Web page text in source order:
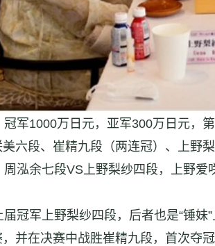
军1000万日元，亚军300万日元，
美六段、崔精九段（两连冠）、上野
泓余七段VS上野梨纱四段，上野爱
冠军上野梨纱四段，后者也是“锤妹
，并在决赛中战胜崔精九段，首次夺